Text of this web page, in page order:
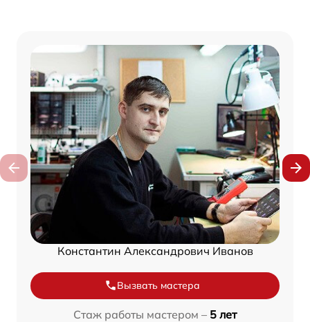
Константин Александрович Иванов
Вызвать мастера
Стаж работы мастером – 5 лет